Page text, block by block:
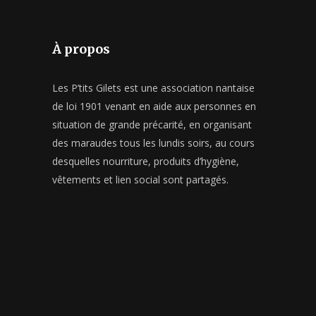
À propos
Les P’tits Gilets est une association nantaise
de loi 1901 venant en aide aux personnes en
situation de grande précarité, en organisant
des maraudes tous les lundis soirs, au cours
desquelles nourriture, produits d’hygiène,
vêtements et lien social sont partagés.